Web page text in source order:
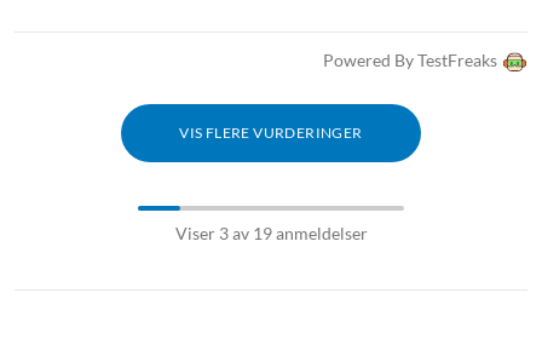
Powered By TestFreaks
VIS FLERE VURDERINGER
Viser 3 av 19 anmeldelser